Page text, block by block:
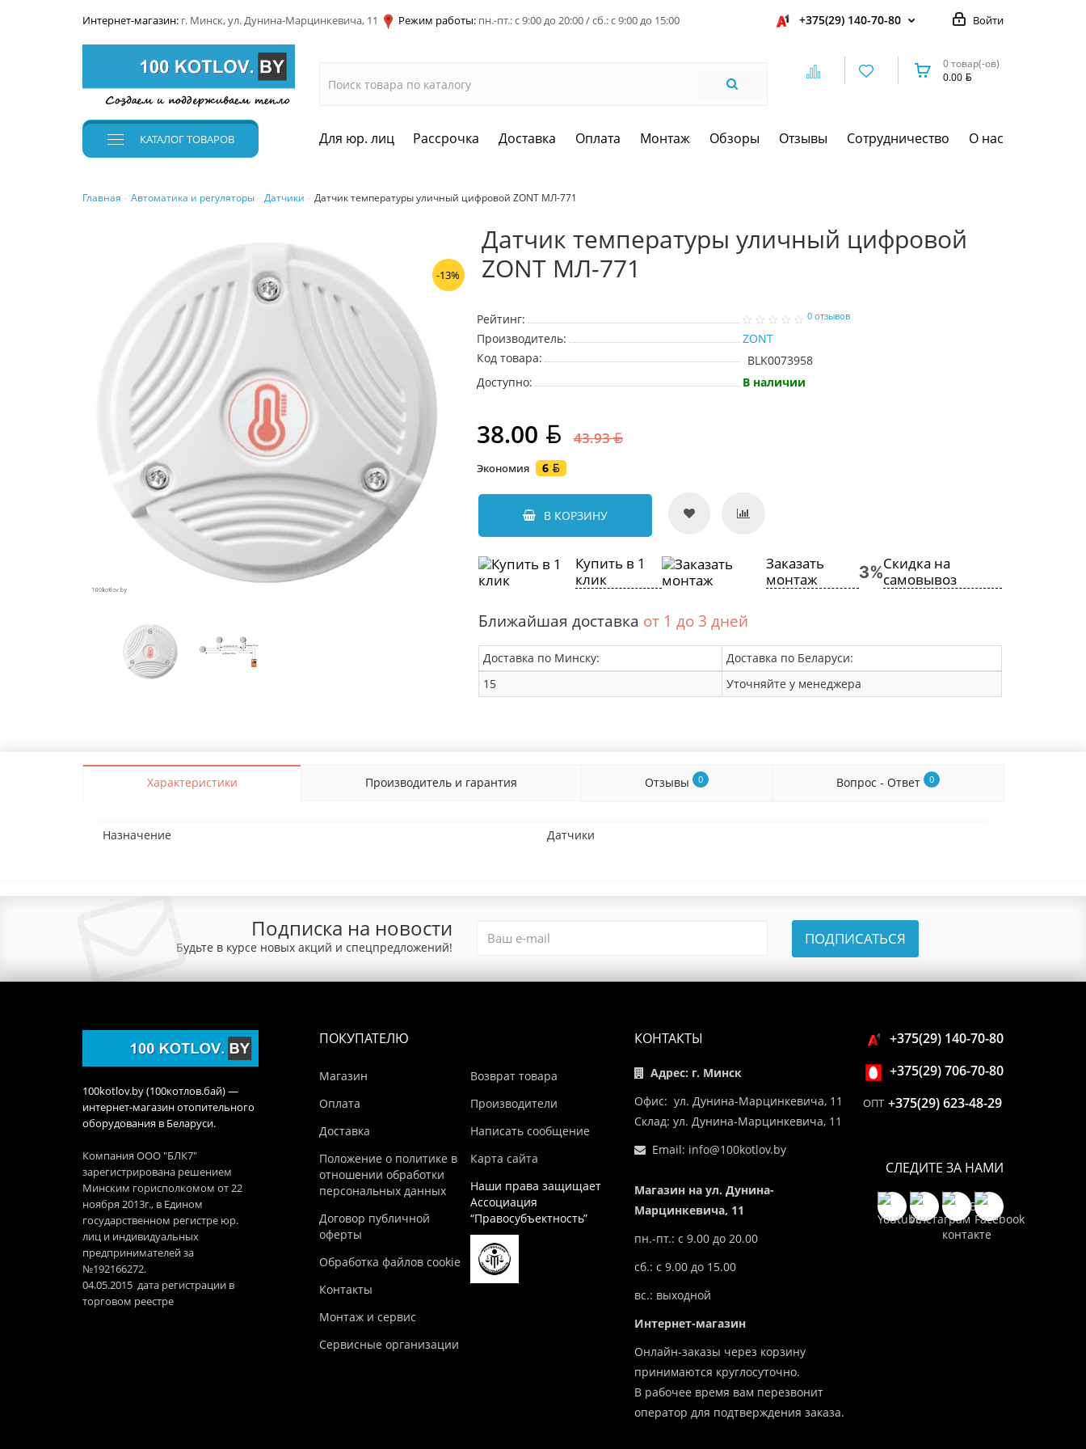
Интернет-магазин: г. Минск, ул. Дунина-Марцинкевича, 11 Режим работы: пн.-пт.: с 9:00 до 20:00 / сб.: с 9:00 до 15:00 Войти
+375(29) 140-70-80
0 товар(-ов)
0.00
КАТАЛОГТОВАРОВ Для юр. лиц Рассрочка Доставка Оплата Монтаж Обзоры Отзывы Сотрудничество О нас
Главная Автоматика и регуляторы Датчики Датчик температуры уличный цифровой ZONT МЛ-771
-13%
Датчик температуры уличный цифровой
ZONT МЛ-771
Рейтинг: 0 отзывов
Производитель:
ZONT
Код товара:
BLK0073958
Доступно:
В наличии
38.00 43.93
Экономия 6
В КОРЗИНУ
Купить в 1
клик
Заказать
монтаж
Скидка на
самовывоз
Ближайшая доставка от 1 до 3 дней
Доставка по Минску:
Доставка по Беларуси:
15
Уточняйте у менеджера
Характеристики Производитель и гарантия Отзывы 0 Вопрос - Ответ 0
Назначение Датчики
Подписка на новости
Будьте в курсе новых акций и спецпредложений! ПОДПИСАТЬСЯ
100kotlov.by (100котлов.бай) —
интернет-магазин отопительного
оборудования в Беларуси.
Компания ООО "БЛК7"
зарегистрирована решением
Минским горисполкомом от 22
ноября 2013г., в Едином
государственном регистре юр.
лиц и индивидуальных
предпринимателей за
№192166272.
04.05.2015 дата регистрации в
торговом реестре
ПОКУПАТЕЛЮ
Магазин
Оплата
Доставка
Положение о политике в
отношении обработки
персональных данных
Договор публичной
оферты
Обработка файлов cookie
Контакты
Монтаж и сервис
Сервисные организации
Возврат товара
Производители
Написать сообщение
Карта сайта
Наши права защищает
Ассоциация
“Правосубъектность”
КОНТАКТЫ
Адрес: г. Минск
Офис: ул. Дунина-Марцинкевича, 11
Склад: ул. Дунина-Марцинкевича, 11
Email: info@100kotlov.by
Магазин на ул. Дунина-
Марцинкевича, 11
пн.-пт.: с 9.00 до 20.00
сб.: с 9.00 до 15.00
вс.: выходной
Интернет-магазин
Онлайн-заказы через корзину
принимаются круглосуточно.
В рабочее время вам перезвонит
оператор для подтверждения заказа.
+375(29) 140-70-80
+375(29) 706-70-80
ОПТ +375(29) 623-48-29
СЛЕДИТЕ ЗА НАМИ